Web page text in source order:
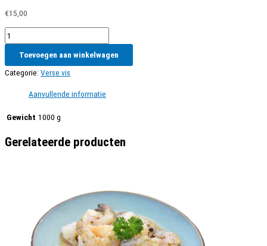
€15,00
Verse
kokkels
aantalToevoegen aan winkelwagen
Categorie: Verse vis
Aanvullende informatie
Gewicht 1000 g
Gerelateerde producten